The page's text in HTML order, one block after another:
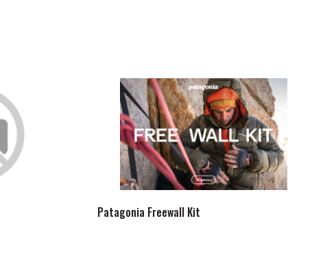
Patagonia Freewall Kit